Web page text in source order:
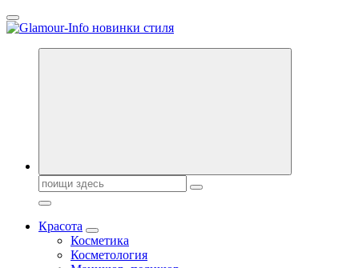
Перейти
к
Секреты молодости, красоты и долголетия. Гламурный журнал
Поиск:
Красота
Косметика
Косметология